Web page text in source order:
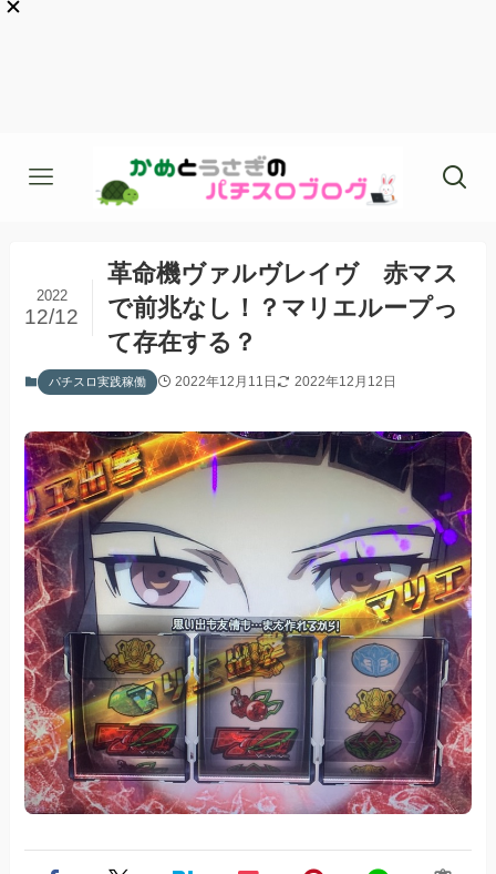
革命機ヴァルヴレイヴ 赤マス
で前兆なし！？マリエループっ
て存在する？
2022
12/12
パチスロ実践稼働 2022年12月11日 2022年12月12日